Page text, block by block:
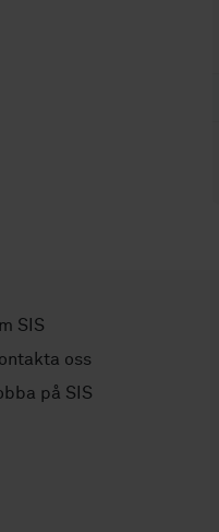
SIS
oss
på SIS